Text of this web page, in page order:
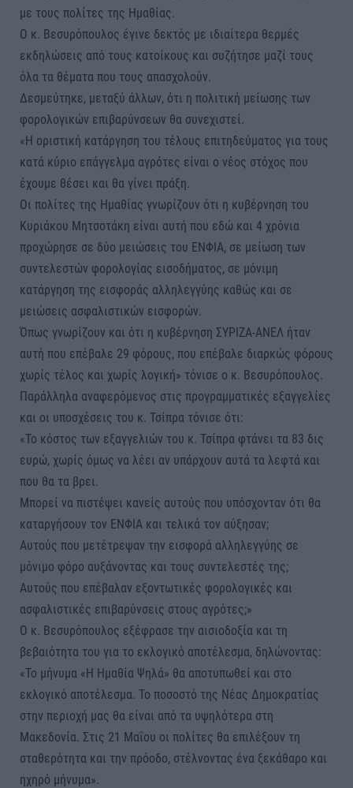
με τους πολίτες της Ημαθίας.
Ο κ. Βεσυρόπουλος έγινε δεκτός με ιδιαίτερα θερμές
εκδηλώσεις από τους κατοίκους και συζήτησε μαζί τους
όλα τα θέματα που τους απασχολούν.
Δεσμεύτηκε, μεταξύ άλλων, ότι η πολιτική μείωσης των
φορολογικών επιβαρύνσεων θα συνεχιστεί.
«Η οριστική κατάργηση του τέλους επιτηδεύματος για τους
κατά κύριο επάγγελμα αγρότες είναι ο νέος στόχος που
έχουμε θέσει και θα γίνει πράξη.
Οι πολίτες της Ημαθίας γνωρίζουν ότι η κυβέρνηση του
Κυριάκου Μητσοτάκη είναι αυτή που εδώ και 4 χρόνια
προχώρησε σε δύο μειώσεις του ΕΝΦΙΑ, σε μείωση των
συντελεστών φορολογίας εισοδήματος, σε μόνιμη
κατάργηση της εισφοράς αλληλεγγύης καθώς και σε
μειώσεις ασφαλιστικών εισφορών.
Όπως γνωρίζουν και ότι η κυβέρνηση ΣΥΡΙΖΑ-ΑΝΕΛ ήταν
αυτή που επέβαλε 29 φόρους, που επέβαλε διαρκώς φόρους
χωρίς τέλος και χωρίς λογική» τόνισε ο κ. Βεσυρόπουλος.
Παράλληλα αναφερόμενος στις προγραμματικές εξαγγελίες
και οι υποσχέσεις του κ. Τσίπρα τόνισε ότι:
«Το κόστος των εξαγγελιών του κ. Τσίπρα φτάνει τα 83 δις
ευρώ, χωρίς όμως να λέει αν υπάρχουν αυτά τα λεφτά και
που θα τα βρει.
Μπορεί να πιστέψει κανείς αυτούς που υπόσχονταν ότι θα
καταργήσουν τον ΕΝΦΙΑ και τελικά τον αύξησαν;
Αυτούς που μετέτρεψαν την εισφορά αλληλεγγύης σε
μόνιμο φόρο αυξάνοντας και τους συντελεστές της;
Αυτούς που επέβαλαν εξοντωτικές φορολογικές και
ασφαλιστικές επιβαρύνσεις στους αγρότες;»
Ο κ. Βεσυρόπουλος εξέφρασε την αισιοδοξία και τη
βεβαιότητα του για το εκλογικό αποτέλεσμα, δηλώνοντας:
«Το μήνυμα «Η Ημαθία Ψηλά» θα αποτυπωθεί και στο
εκλογικό αποτέλεσμα. Το ποσοστό της Νέας Δημοκρατίας
στην περιοχή μας θα είναι από τα υψηλότερα στη
Μακεδονία. Στις 21 Μαΐου οι πολίτες θα επιλέξουν τη
σταθερότητα και την πρόοδο, στέλνοντας ένα ξεκάθαρο και
ηχηρό μήνυμα».